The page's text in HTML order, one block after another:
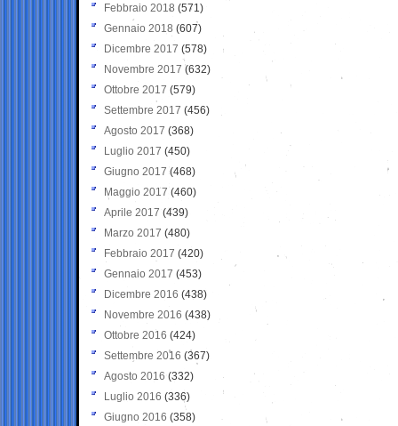
Febbraio 2018 (571)
Gennaio 2018 (607)
Dicembre 2017 (578)
Novembre 2017 (632)
Ottobre 2017 (579)
Settembre 2017 (456)
Agosto 2017 (368)
Luglio 2017 (450)
Giugno 2017 (468)
Maggio 2017 (460)
Aprile 2017 (439)
Marzo 2017 (480)
Febbraio 2017 (420)
Gennaio 2017 (453)
Dicembre 2016 (438)
Novembre 2016 (438)
Ottobre 2016 (424)
Settembre 2016 (367)
Agosto 2016 (332)
Luglio 2016 (336)
Giugno 2016 (358)